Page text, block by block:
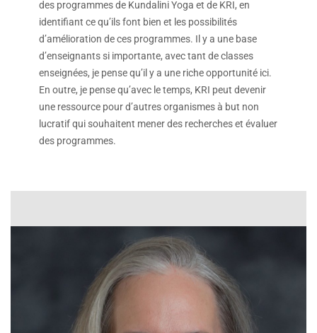
des programmes de Kundalini Yoga et de KRI, en
identifiant ce qu’ils font bien et les possibilités
d’amélioration de ces programmes. Il y a une base
d’enseignants si importante, avec tant de classes
enseignées, je pense qu’il y a une riche opportunité ici.
En outre, je pense qu’avec le temps, KRI peut devenir
une ressource pour d’autres organismes à but non
lucratif qui souhaitent mener des recherches et évaluer
des programmes.